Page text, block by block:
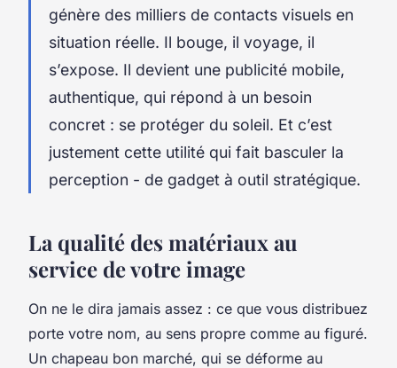
génère des milliers de contacts visuels en
situation réelle. Il bouge, il voyage, il
s’expose. Il devient une publicité mobile,
authentique, qui répond à un besoin
concret : se protéger du soleil. Et c’est
justement cette utilité qui fait basculer la
perception - de gadget à outil stratégique.
La qualité des matériaux au
service de votre image
On ne le dira jamais assez : ce que vous distribuez
porte votre nom, au sens propre comme au figuré.
Un chapeau bon marché, qui se déforme au